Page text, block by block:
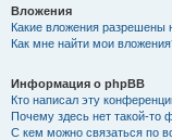
Вложения
Какие вложения разрешены
Как мне найти мои
Информация о phpBB
Кто написал эту
Почему здесь нет такой-то
С кем можно связаться по